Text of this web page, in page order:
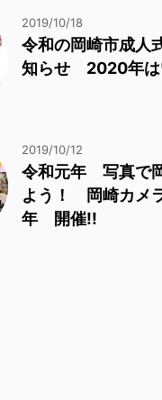
2019/10/18
令和の岡崎市成
知らせ 2020年は
2019/10/12
令和元年 写真で
よう！ 岡崎カメ
年 開催!!